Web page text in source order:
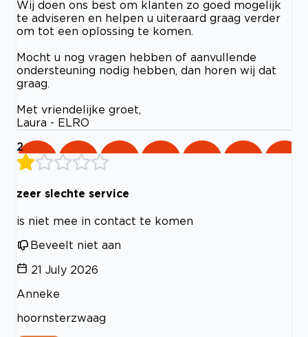
Wij doen ons best om klanten zo goed mogelijk
te adviseren en helpen u uiteraard graag verder
om tot een oplossing te komen.
Mocht u nog vragen hebben of aanvullende
ondersteuning nodig hebben, dan horen wij dat
graag.
Met vriendelijke groet,
Laura - ELRO
2
zeer slechte service
is niet mee in contact te komen
Beveelt niet aan
21 July 2026
Anneke
hoornsterzwaag